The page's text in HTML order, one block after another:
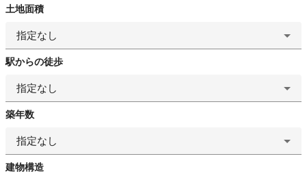
土地面積
指定なし
駅からの徒歩
指定なし
築年数
指定なし
建物構造